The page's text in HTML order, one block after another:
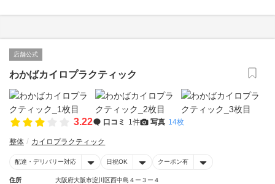
店舗公式
わかばカイロプラクティック
3.22 口コミ 1件 写真 14枚
整体 カイロプラクティック
配達・デリバリー対応 日祝OK クーポン有
住所
大阪府大阪市淀川区西中島４ー３ー４